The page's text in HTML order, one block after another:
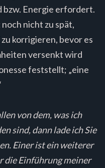
bzw. Energie erfordert.
nicht zu spät,
korrigieren, bevor es
versenkt wird
feststellt; „eine
von dem, was ich
sind, dann lade ich Sie
Einer ist ein weiterer
die Einführung meiner